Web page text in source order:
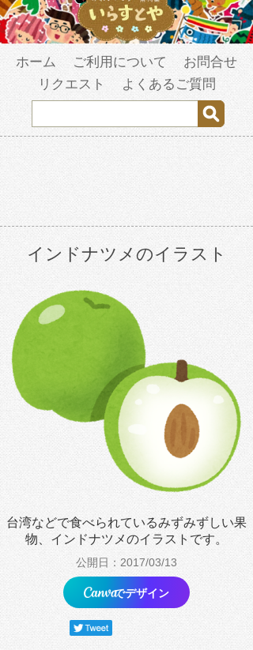
ホーム ご利用について
お問合せ
リクエスト
よくあるご質問
インドナツメのイラスト
台湾などで食べられているみずみずしい果
物、インドナツメのイラストです。
公開日：2017/03/13
でデザイン